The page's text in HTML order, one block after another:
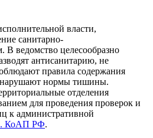
власти,
санитарно-
В ведомство целесообразно
антисанитарию, не
правила содержания
нормы тишины.
отделения
для проведения проверок и
к административной
КоАП РФ.